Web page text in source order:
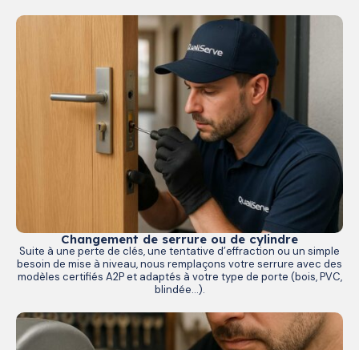
Changement de serrure ou de cylindre
Suite à une perte de clés, une tentative d’effraction ou un simple
besoin de mise à niveau, nous remplaçons votre serrure avec des
modèles certifiés A2P et adaptés à votre type de porte (bois, PVC,
blindée…).